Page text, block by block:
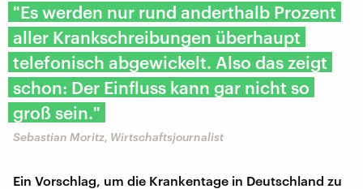
"Es werden nur rund anderthalb Prozent
aller Krankschreibungen überhaupt
telefonisch abgewickelt. Also das zeigt
schon: Der Einfluss kann gar nicht so
groß sein."
Sebastian Moritz, Wirtschaftsjournalist
Ein Vorschlag, um die Krankentage in Deutschland zu